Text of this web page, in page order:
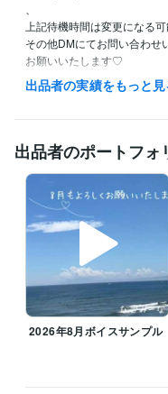
上記待機時間は変更になる
その他DMにてお問い合わせ
お願いいたします♡
⭐️基本的には平日大体20時
⭐️水曜は朝８時前後から断続
変更の場合もあるので→（
⭐️その他待機できるときはし
ꕤ8月のご挨拶
毎日暑い日が続いています
と何もする気になりません
お休みの日はゆっくりお家
い、寂しい、愚痴言いたい
今月も皆様が笑顔になるお
すのでどうぞよろしくお願
雑談からお悩みまでぜひお
み笑顔になりますように
出品者の実績をもっと見
出品者のポートフォ
2026年8月ボイスサンプル